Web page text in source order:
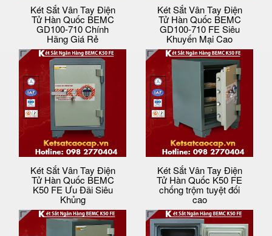
Két Sắt Vân Tay Điện
Tử Hàn Quốc BEMC
GD100-710 Chính
Hãng Giá Rẻ
Két Sắt Vân Tay Điện
Tử Hàn Quốc BEMC
GD100-710 FE Siêu
Khuyến Mại Cao
Két Sắt Vân Tay Điện
Tử Hàn Quốc BEMC
K50 FE Ưu Đãi Siêu
Khủng
Két Sắt Vân Tay Điện
Tử Hàn Quốc K50 FE
chống trộm tuyệt đối
cao